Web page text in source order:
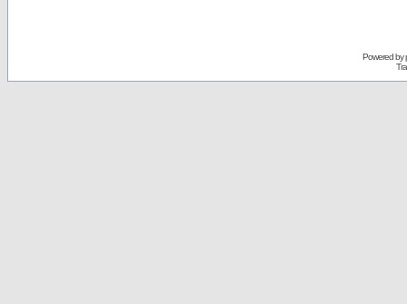
Powered by